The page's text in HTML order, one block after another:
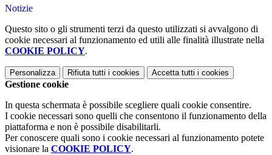
Notizie
Questo sito o gli strumenti terzi da questo utilizzati si avvalgono di
cookie necessari al funzionamento ed utili alle finalità illustrate nella
COOKIE POLICY.
Personalizza Rifiuta tutti i cookies Accetta tutti i cookies
Gestione cookie
In questa schermata è possibile scegliere quali cookie consentire.
I cookie necessari sono quelli che consentono il funzionamento della
piattaforma e non è possibile disabilitarli.
Per conoscere quali sono i cookie necessari al funzionamento potete
visionare la COOKIE POLICY.